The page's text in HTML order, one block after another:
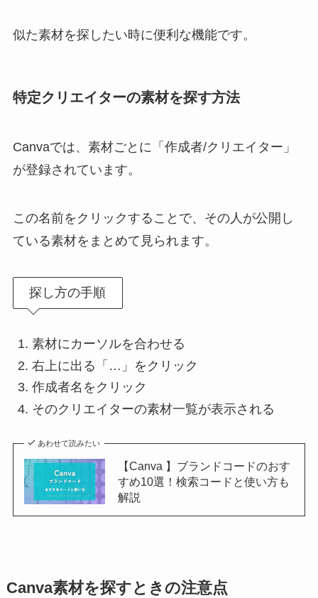
似た素材を探したい時に便利な機能です。
特定クリエイターの素材を探す方法
Canvaでは、素材ごとに「作成者/クリエイター」
が登録されています。
この名前をクリックすることで、その人が公開し
ている素材をまとめて見られます。
探し方の手順
素材にカーソルを合わせる
右上に出る「…」をクリック
作成者名をクリック
そのクリエイターの素材一覧が表示される
あわせて読みたい
【Canva 】ブランドコードのおす
すめ10選！検索コードと使い方も
解説
Canva素材を探すときの注意点